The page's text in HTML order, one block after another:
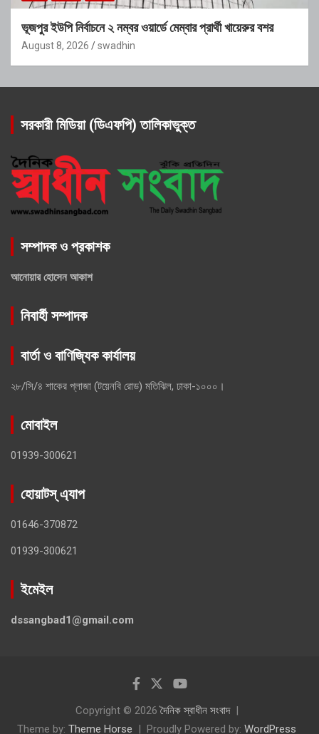
ভূজপুর ইউপি নির্বাচনে ২ নম্বর ওয়ার্ডে মেম্বার প্রার্থী খায়েরুর বশর
August 8, 2026 swadhin
সরকারী মিডিয়া (ডিএফপি) তালিকাভুক্ত
সম্পাদক ও প্রকাশক
আনোয়ার হোসেন আকাশ
নিবার্হী সম্পাদক
বার্তা ও বাণিজ্যিক কার্যালয়
২৮/সি/৪ শাকের প্লাজা (টয়েনবি রোড) মতিঝিল, ঢাকা-১০০০।
মোবাইল
01939-300621
হোয়াটস্ এ্যাপ
01646-370872
01939-300621
ইমেইল
dssangbad1@gmail.com
Copyright © 2026দৈনিক স্বাধীন সংবাদ
Theme by: Theme Horse Proudly Powered by: WordPress